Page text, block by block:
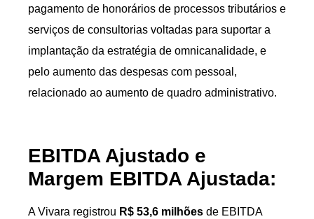
pagamento de honorários de processos tributários e
serviços de consultorias voltadas para suportar a
implantação da estratégia de omnicanalidade, e
pelo aumento das despesas com pessoal,
relacionado ao aumento de quadro administrativo.
EBITDA Ajustado e
Margem EBITDA Ajustada:
A Vivara registrou R$ 53,6 milhões de EBITDA